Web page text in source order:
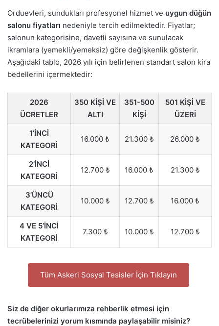
Orduevleri, sundukları profesyonel hizmet ve uygun düğün
salonu fiyatları nedeniyle tercih edilmektedir. Fiyatlar;
salonun kategorisine, davetli sayısına ve sunulacak
ikramlara (yemekli/yemeksiz) göre değişkenlik gösterir.
Aşağıdaki tablo, 2026 yılı için belirlenen standart salon kira
bedellerini içermektedir:
2026
ÜCRETLER
350 KİŞİ VE
ALTI
351-500
KİŞİ
501 KİŞİ VE
ÜZERİ
1’İNCİ
KATEGORİ
16.000 ₺ 21.300 ₺ 26.000 ₺
2’İNCİ
KATEGORİ
12.700 ₺ 16.000 ₺ 21.300 ₺
3’ÜNCÜ
KATEGORİ
10.000 ₺ 12.700 ₺ 16.000 ₺
4 VE 5’İNCİ
KATEGORİ
7.300 ₺ 10.000 ₺ 12.700 ₺
Tüm Askeri Sosyal Tesisler İçin Tıklayın
Siz de diğer okurlarımıza rehberlik etmesi için
tecrübelerinizi yorum kısmında paylaşabilir misiniz?